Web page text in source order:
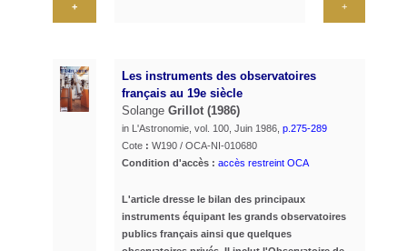
+
+
Les instruments des observatoires
français au 19e siècle
Solange Grillot (1986)
in L'Astronomie, vol. 100, Juin 1986, p.275-289
Cote : W190 / OCA-NI-010680
Condition d'accès : accès restreint OCA
L'article dresse le bilan des principaux
instruments équipant les grands observatoires
publics français ainsi que quelques